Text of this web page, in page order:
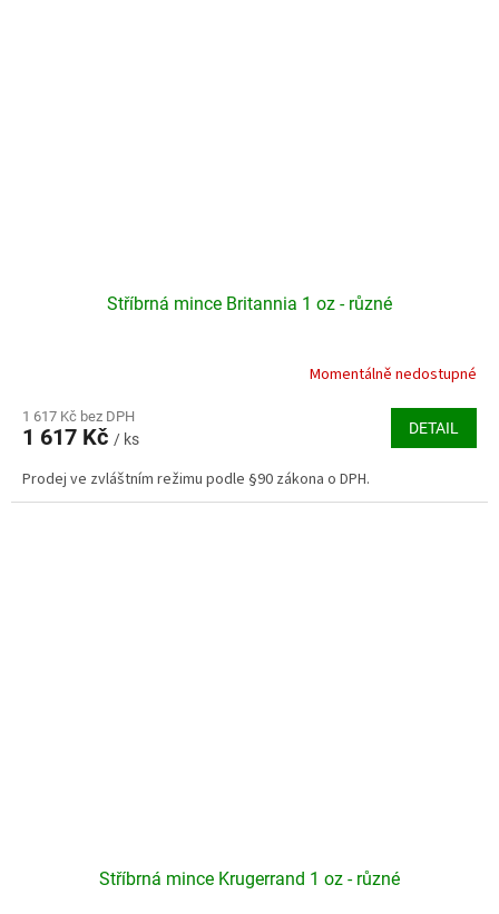
Stříbrná mince Britannia 1 oz - různé
produktu
je
z
5
Momentálně nedostupné
1 617 Kč bez DPH
1 617 Kč / ks
DETAIL
Prodej ve zvláštním režimu podle §90 zákona o DPH.
Stříbrná mince Krugerrand 1 oz - různé